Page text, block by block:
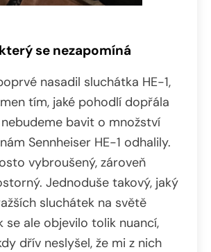
se nezapomíná
nasadil sluchátka HE-1,
tím, jaké pohodlí dopřála
bavit o množství
Sennheiser HE-1 odhalily.
vybroušený, zároveň
Jednoduše takový, jaký
sluchátek na světě
se ale objevilo tolik nuancí,
dřív neslyšel, že mi z nich